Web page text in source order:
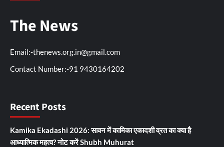
The News
Email:-thenews.org.in@gmail.com
Contact Number:-91 9430164202
Recent Posts
Kamika Ekadashi 2026: सावन में कामिका एकादशी व्रत का क्या है
आध्यात्मिक महत्व? नोट करें Shubh Muhurat